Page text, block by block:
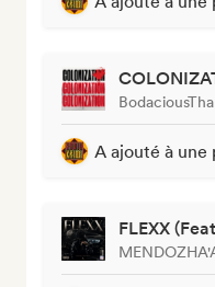
A ajouté à une
FLEXX